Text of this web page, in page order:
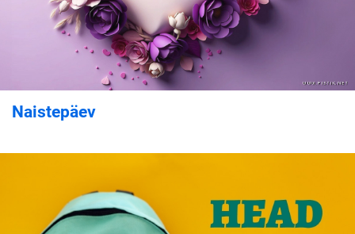
Naistepäev